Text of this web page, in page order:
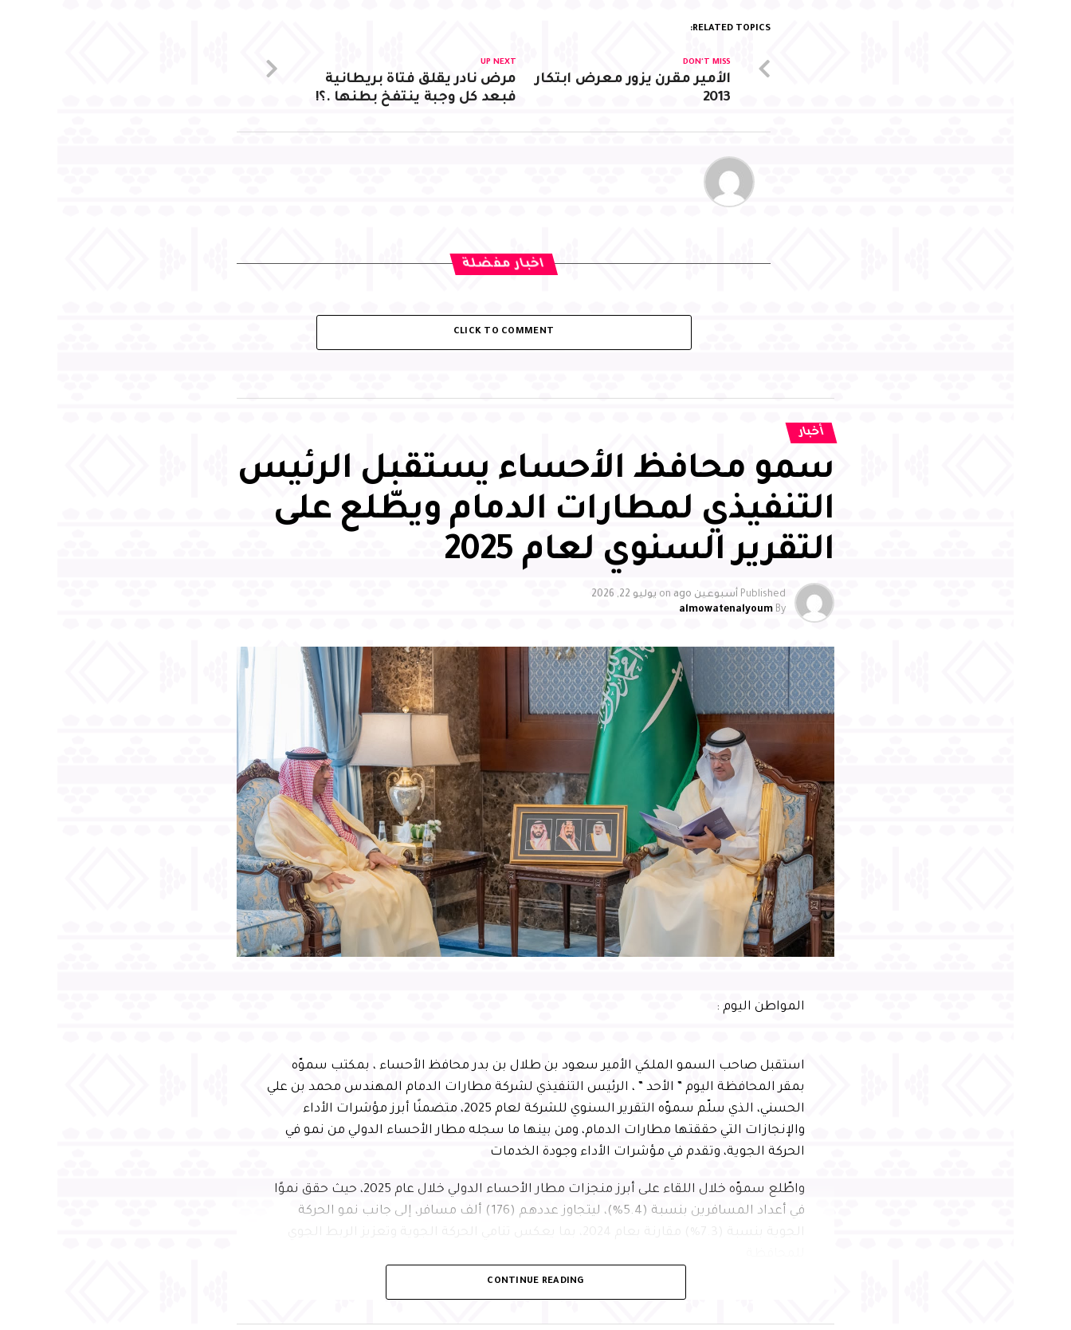
RELATED TOPICS:
UP NEXT
مرض نادر يقلق فتاة بريطانية
فبعد كل وجبة ينتفخ بطنها .؟!
DON'T MISS
الأمير مقرن يزور معرض ابتكار
2013
اخبار مفضلة
CLICK TO COMMENT
أخبار
سمو محافظ الأحساء يستقبل الرئيس
التنفيذي لمطارات الدمام ويطّلع على
التقرير السنوي لعام 2025
Published أسبوعين ago on يوليو 22, 2026
By
almowatenalyoum
المواطن اليوم :
استقبل صاحب السمو الملكي الأمير سعود بن طلال بن بدر محافظ الأحساء ، بمكتب سموّه
بمقر المحافظة اليوم ” الأحد ” ، الرئيس التنفيذي لشركة مطارات الدمام المهندس محمد بن علي
الحسني، الذي سلّم سموّه التقرير السنوي للشركة لعام 2025، متضمنًا أبرز مؤشرات الأداء
والإنجازات التي حققتها مطارات الدمام، ومن بينها ما سجله مطار الأحساء الدولي من نمو في
الحركة الجوية، وتقدم في مؤشرات الأداء وجودة الخدمات
واطّلع سموّه خلال اللقاء على أبرز منجزات مطار الأحساء الدولي خلال عام 2025، حيث حقق نموًا
في أعداد المسافرين بنسبة (5.4%)، ليتجاوز عددهم (176) ألف مسافر، إلى جانب نمو الحركة
CONTINUE READING